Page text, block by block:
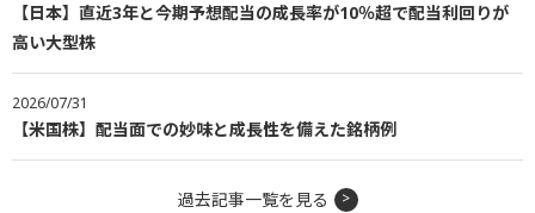
【日本】直近3年と今期予想配当の成長率が10％超で配当利回りが
高い大型株
2026/07/31
【米国株】配当面での妙味と成長性を備えた銘柄例
過去記事一覧を見る